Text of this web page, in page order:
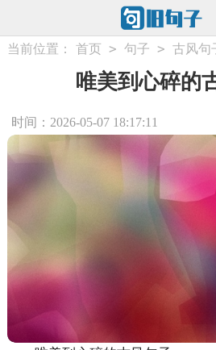
当前位置： 首页 > 句子 > 古风句
唯美到心碎的
时间：2026-05-07 18:17:11